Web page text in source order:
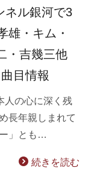
ネル銀河で3
・キム・
・吉幾三他
目情報
人の心に深く残
長年親しまれて
」とも…
続きを読む